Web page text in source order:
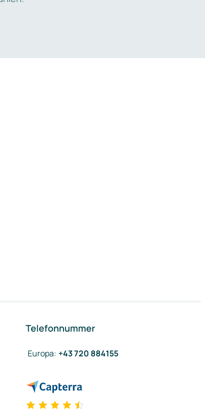
Telefonnummer
Europa: +43 720 884155